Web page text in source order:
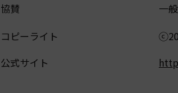
協賛
一
コピーライト
公式サイト